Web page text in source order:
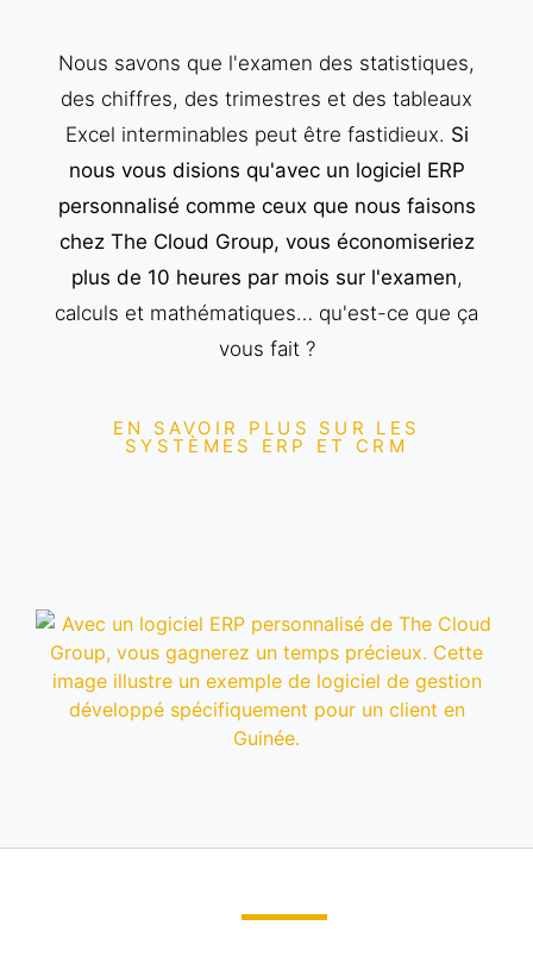
Nous savons que l'examen des statistiques,
des chiffres, des trimestres et des tableaux
Excel interminables peut être fastidieux. Si
nous vous disions qu'avec un logiciel ERP
personnalisé comme ceux que nous faisons
chez The Cloud Group, vous économiseriez
plus de 10 heures par mois sur l'examen,
calculs et mathématiques… qu'est-ce que ça
vous fait ?
EN SAVOIR PLUS SUR LES
SYSTÈMES ERP ET CRM